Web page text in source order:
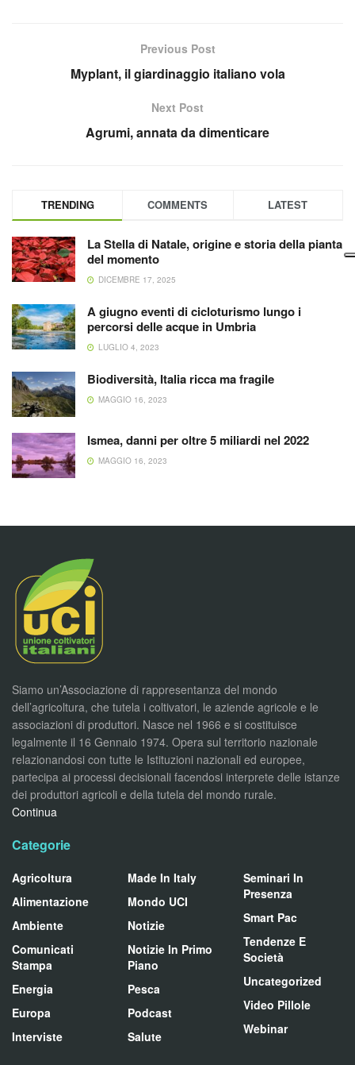
Previous Post
Myplant, il giardinaggio italiano vola
Next Post
Agrumi, annata da dimenticare
TRENDING COMMENTS LATEST
La Stella di Natale, origine e storia della pianta
del momento
DICEMBRE 17, 2025
A giugno eventi di cicloturismo lungo i
percorsi delle acque in Umbria
LUGLIO 4, 2023
Biodiversità, Italia ricca ma fragile
MAGGIO 16, 2023
Ismea, danni per oltre 5 miliardi nel 2022
MAGGIO 16, 2023
Siamo un’Associazione di rappresentanza del mondo
dell’agricoltura, che tutela i coltivatori, le aziende agricole e le
associazioni di produttori. Nasce nel 1966 e si costituisce
legalmente il 16 Gennaio 1974. Opera sul territorio nazionale
relazionandosi con tutte le Istituzioni nazionali ed europee,
partecipa ai processi decisionali facendosi interprete delle istanze
dei produttori agricoli e della tutela del mondo rurale.
Continua
Categorie
Agricoltura
Alimentazione
Ambiente
Comunicati
Stampa
Energia
Europa
Interviste
Made In Italy
Mondo UCI
Notizie
Notizie In Primo
Piano
Pesca
Podcast
Salute
Seminari In
Presenza
Smart Pac
Tendenze E
Società
Uncategorized
Video Pillole
Webinar